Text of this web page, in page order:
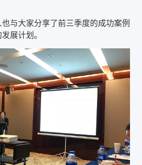
与大家分享了前三季度的成功案例
展计划。